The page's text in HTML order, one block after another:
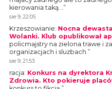
kierowania taką…”
sie 9, 22:05
Krzeszowianie: Nocna
Wolanki. Klub opublikował
policmajstry na zielona trawe i
organizacjach i sluzbach.”
sie 9, 21:53
racja: Konkurs na dyrektora
Zdrowia. Kto pokieruje